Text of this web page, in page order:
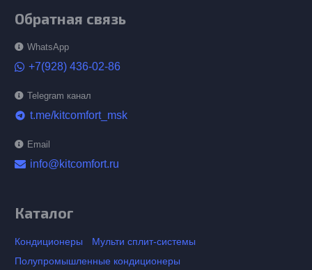
Обратная связь
WhatsApp
+7(928) 436-02-86
Telegram канал
telegram t.me/kitcomfort_msk
Email
info@kitcomfort.ru
Каталог
Кондиционеры
Мульти сплит-системы
Полупромышленные кондиционеры